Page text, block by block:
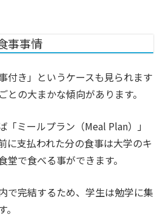
事事情
付き」というケースも見られます
の大まかな傾向があります。
「ミールプラン（Meal Plan）」
に支払われた分の食事は大学のキ
堂で食べる事ができます。
で完結するため、学生は勉学に集